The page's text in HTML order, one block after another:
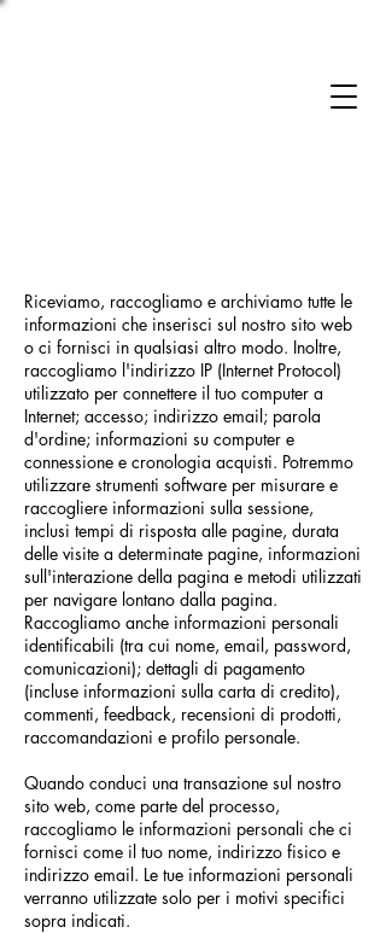
Riceviamo, raccogliamo e archiviamo tutte le
informazioni che inserisci sul nostro sito web
o ci fornisci in qualsiasi altro modo. Inoltre,
raccogliamo l'indirizzo IP (Internet Protocol)
utilizzato per connettere il tuo computer a
Internet; accesso; indirizzo email; parola
d'ordine; informazioni su computer e
connessione e cronologia acquisti. Potremmo
utilizzare strumenti software per misurare e
raccogliere informazioni sulla sessione,
inclusi tempi di risposta alle pagine, durata
delle visite a determinate pagine, informazioni
sull'interazione della pagina e metodi utilizzati
per navigare lontano dalla pagina.
Raccogliamo anche informazioni personali
identificabili (tra cui nome, email, password,
comunicazioni); dettagli di pagamento
(incluse informazioni sulla carta di credito),
commenti, feedback, recensioni di prodotti,
raccomandazioni e profilo personale.
Quando conduci una transazione sul nostro
sito web, come parte del processo,
raccogliamo le informazioni personali che ci
fornisci come il tuo nome, indirizzo fisico e
indirizzo email. Le tue informazioni personali
verranno utilizzate solo per i motivi specifici
sopra indicati.